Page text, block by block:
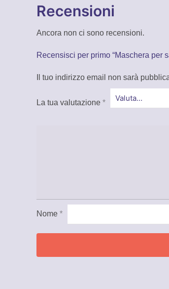
Recensioni
Ancora non ci sono recensioni.
Recensisci per primo “Maschera per
Il tuo indirizzo email non sarà
La tua valutazione *
Nome *